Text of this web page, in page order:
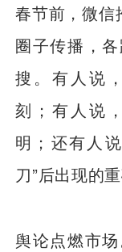
春节前，微信
圈子传播，
搜。有人说
刻；有人说
明；还有人
刀”后出现的重
舆论点燃市